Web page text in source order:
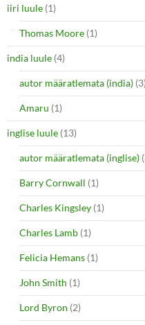
iiri luule (1)
Thomas Moore (1)
india luule (4)
autor määratlemata (india) (3)
Amaru (1)
inglise luule (13)
autor määratlemata (inglise)
Barry Cornwall (1)
Charles Kingsley (1)
Charles Lamb (1)
Felicia Hemans (1)
John Smith (1)
Lord Byron (2)